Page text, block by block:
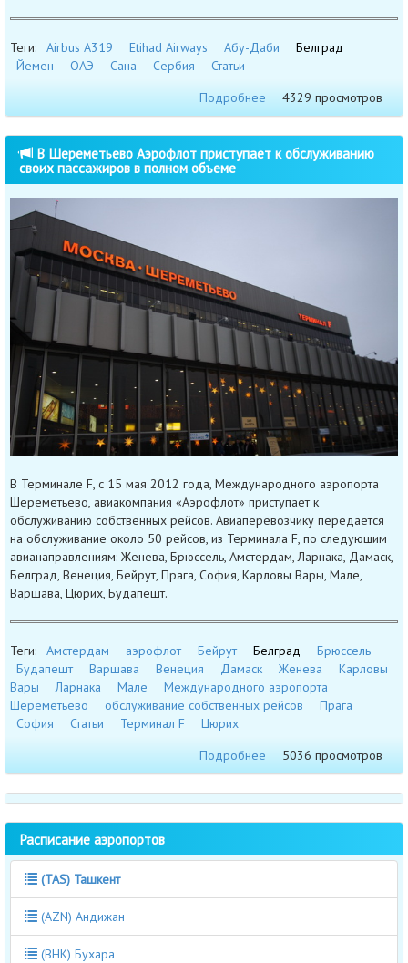
Теги: Airbus A319 Etihad Airways Абу-Даби
Белград
Йемен
ОАЭ Сана Сербия
Статьи
Подробнее
4329 просмотров
В Шереметьево Аэрофлот приступает к обслуживанию
своих пассажиров в полном объеме
В Терминале F, с 15 мая 2012 года, Международного аэропорта
Шереметьево, авиакомпания «Аэрофлот» приступает к
обслуживанию собственных рейсов. Авиаперевозчику передается
на обслуживание около 50 рейсов, из Терминала F, по следующим
авианаправлениям: Женева, Брюссель, Амстердам, Ларнака, Дамаск,
Белград, Венеция, Бейрут, Прага, София, Карловы Вары, Мале,
Варшава, Цюрих, Будапешт.
Теги: Амстердам аэрофлот Бейрут Белград
Брюссель
Будапешт
Варшава Венеция Дамаск Женева
Карловы
Вары
Ларнака Мале
Международного аэропорта
Шереметьево
обслуживание собственных рейсов
Прага
София
Статьи Терминал F
Цюрих
Подробнее
5036 просмотров
Расписание аэропортов
(TAS) Ташкент
(AZN) Андижан
(BHK) Бухара